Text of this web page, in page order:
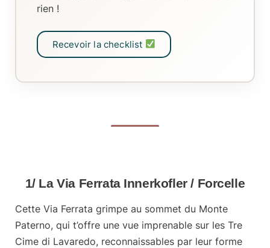
rien !
Recevoir la checklist
1/ La Via Ferrata Innerkofler / Forcelle
Cette Via Ferrata grimpe au sommet du Monte
Paterno, qui t’offre une vue imprenable sur les Tre
Cime di Lavaredo, reconnaissables par leur forme